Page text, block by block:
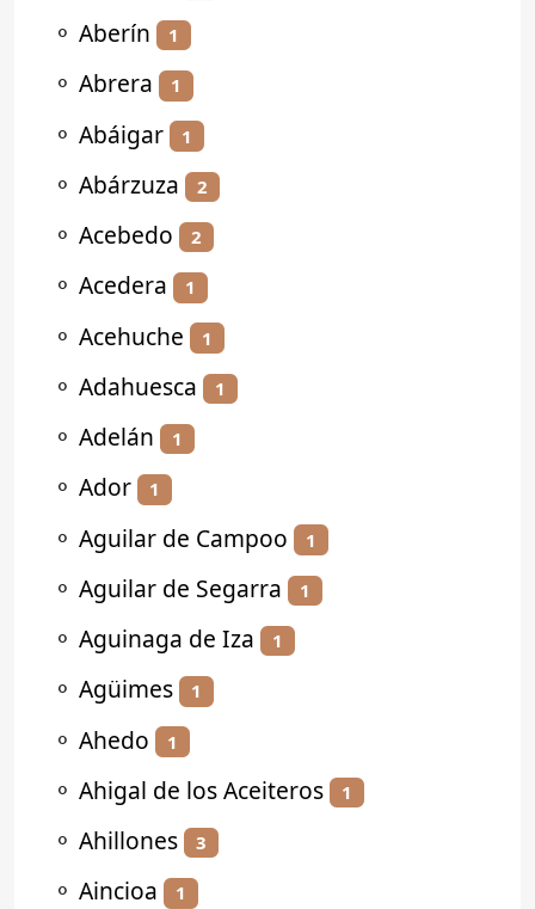
⚬ Aberín 1
⚬ Abrera 1
⚬ Abáigar 1
⚬ Abárzuza 2
⚬ Acebedo 2
⚬ Acedera 1
⚬ Acehuche 1
⚬ Adahuesca 1
⚬ Adelán 1
⚬ Ador 1
⚬ Aguilar de Campoo 1
⚬ Aguilar de Segarra 1
⚬ Aguinaga de Iza 1
⚬ Agüimes 1
⚬ Ahedo 1
⚬ Ahigal de los Aceiteros 1
⚬ Ahillones 3
⚬ Aincioa 1